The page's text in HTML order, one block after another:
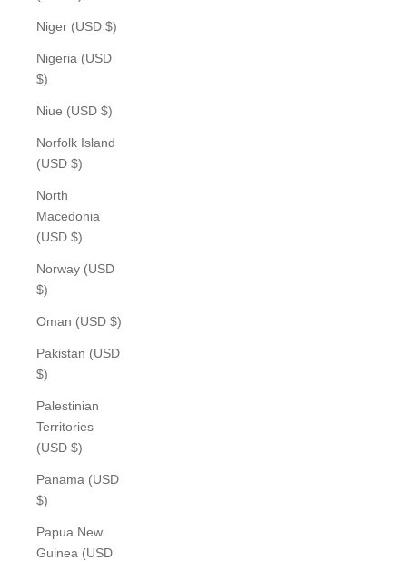
Niger (USD $)
Nigeria (USD
$)
Niue (USD $)
Norfolk Island
(USD $)
North
Macedonia
(USD $)
Norway (USD
$)
Oman (USD $)
Pakistan (USD
$)
Palestinian
Territories
(USD $)
Panama (USD
$)
Papua New
Guinea (USD